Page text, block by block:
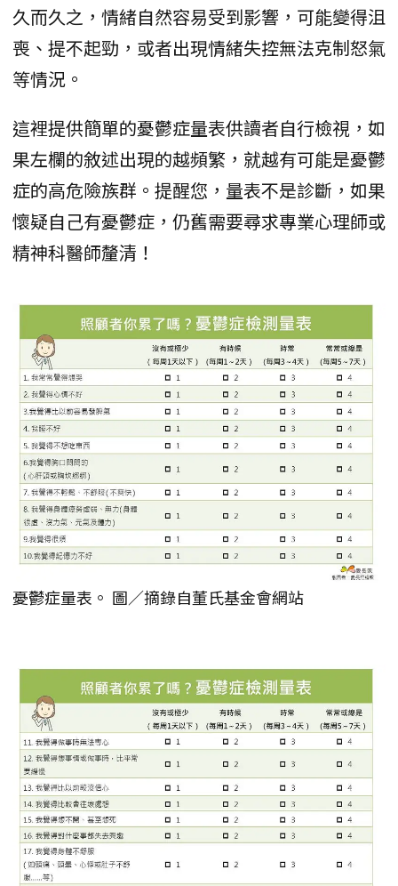
久而久之，情緒自然容易受到影響，可能變得沮
喪、提不起勁，或者出現情緒失控無法克制怒氣
等情況。
這裡提供簡單的憂鬱症量表供讀者自行檢視，如
果左欄的敘述出現的越頻繁，就越有可能是憂鬱
症的高危險族群。提醒您，量表不是診斷，如果
懷疑自己有憂鬱症，仍舊需要尋求專業心理師或
精神科醫師釐清！
憂鬱症量表。 圖／摘錄自董氏基金會網站